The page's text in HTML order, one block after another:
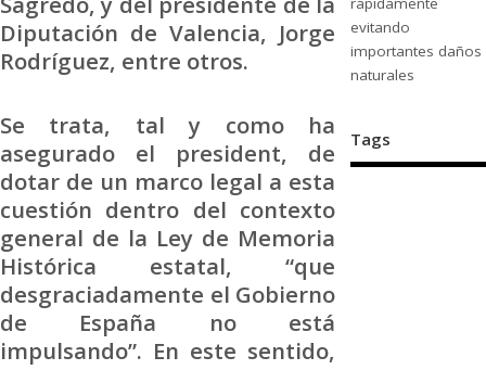
Diputación de Valencia, Jorge
Rodríguez, entre otros.
Se trata, tal y como ha
asegurado el president, de
dotar de un marco legal a esta
cuestión dentro del contexto
general de la Ley de Memoria
Histórica estatal, “que
desgraciadamente el Gobierno
de España no está
impulsando”. En este sentido,
evitando
importantes daños
naturales
Tags